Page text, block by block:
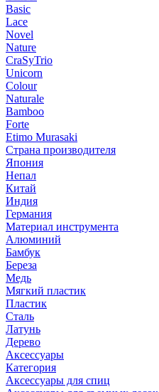
Basic
Lace
Novel
Nature
CraSyTrio
Unicorn
Colour
Naturale
Bamboo
Forte
Etimo Murasaki
Страна производителя
Япония
Непал
Китай
Индия
Германия
Материал инструмента
Алюминий
Бамбук
Береза
Медь
Мягкий пластик
Пластик
Сталь
Латунь
Дерево
Аксессуары
Категория
Аксессуары для спиц